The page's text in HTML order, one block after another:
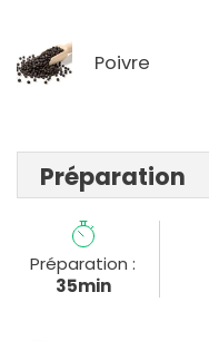
Poivre
Préparation
Préparation :
35min